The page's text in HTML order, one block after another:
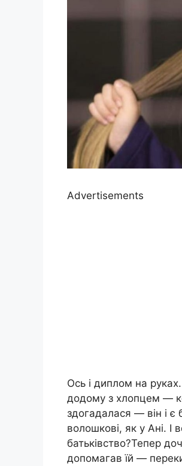
Advertisements
Ось і диплом на
додому з хлопцем —
здогадалася — він і
волошкові, як у Ані. І
батьківство?Тепер
допомагав їй —